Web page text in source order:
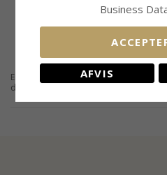
En halskæde med navn fødder er en god
dåbsbarnet i stedet for det klassiske
design, og det er en virkelig sød
Business
AFVIS